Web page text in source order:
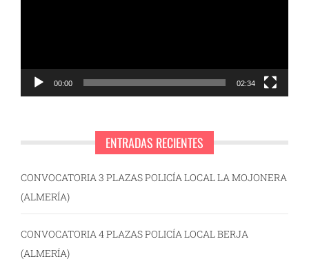
00:00 02:34
ENTRADAS RECIENTES
CONVOCATORIA 3 PLAZAS POLICÍA LOCAL LA MOJONERA
(ALMERÍA)
CONVOCATORIA 4 PLAZAS POLICÍA LOCAL BERJA
(ALMERÍA)